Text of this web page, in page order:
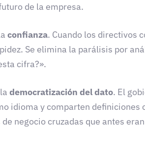
de la empresa.
confianza. Cuando los directivos
Se elimina la parálisis por
cifra?».
democratización del dato. El
idioma y comparten definiciones
negocio cruzadas que antes